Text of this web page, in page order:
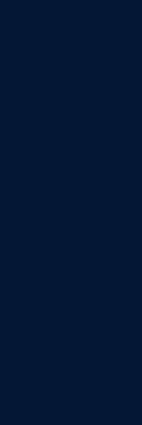
van de 24-
ontspannen?
genieten van
Enkele van
stomerij/
een
vierkante